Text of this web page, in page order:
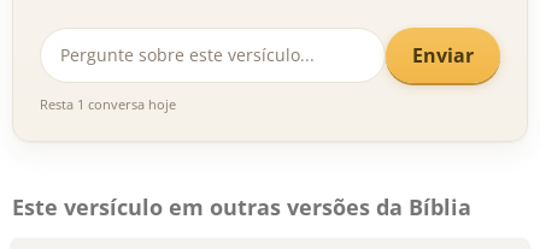
Enviar
Resta 1 conversa hoje
Este versículo em outras versões da Bíblia